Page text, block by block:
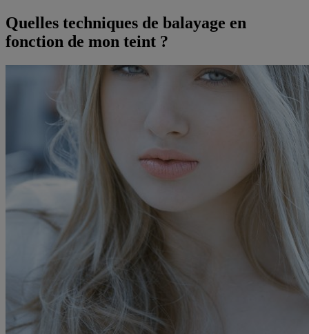
Quelles techniques de balayage en
fonction de mon teint ?